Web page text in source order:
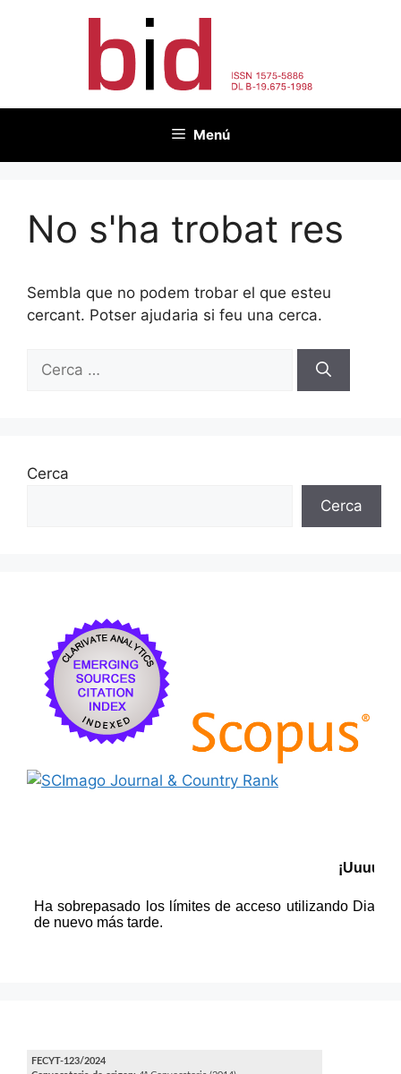
Menú
No s'ha trobat res
Sembla que no podem trobar el que esteu
cercant. Potser ajudaria si feu una cerca.
Cerca:
Cerca
Cerca